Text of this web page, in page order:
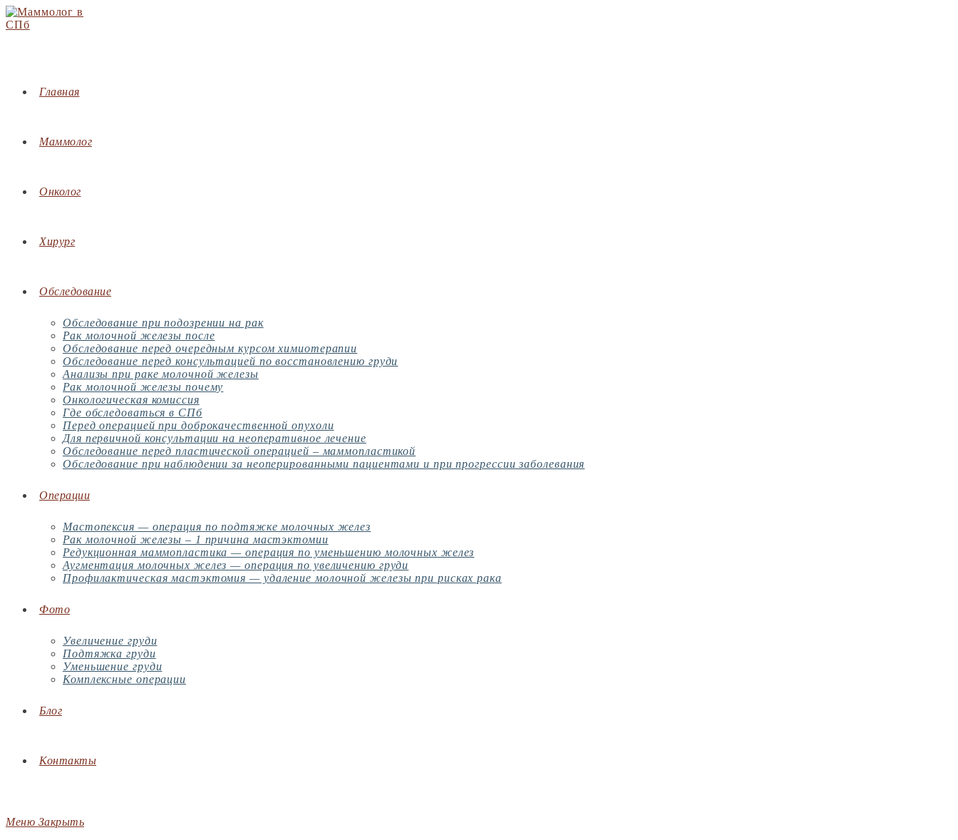
Перейти
к
Главная
Маммолог
Онколог
Хирург
Обследование
Обследование при подозрении на рак
Рак молочной железы после
Обследование перед очередным курсом химиотерапии
Обследование перед консультацией по восстановлению груди
Анализы при раке молочной железы
Рак молочной железы почему
Онкологическая комиссия
Где обследоваться в СПб
Перед операцией при доброкачественной опухоли
Для первичной консультации на неоперативное лечение
Обследование перед пластической операцией – маммопластикой
Обследование при наблюдении за неоперированными пациентами и при прогрессии заболевания
Операции
Мастопексия — операция по подтяжке молочных желез
Рак молочной железы – 1 причина мастэктомии
Редукционная маммопластика — операция по уменьшению молочных желез
Аугментация молочных желез — операция по увеличению груди
Профилактическая мастэктомия — удаление молочной железы при рисках рака
Фото
Увеличение груди
Подтяжка груди
Уменьшение груди
Комплексные операции
Блог
Контакты
Меню Закрыть